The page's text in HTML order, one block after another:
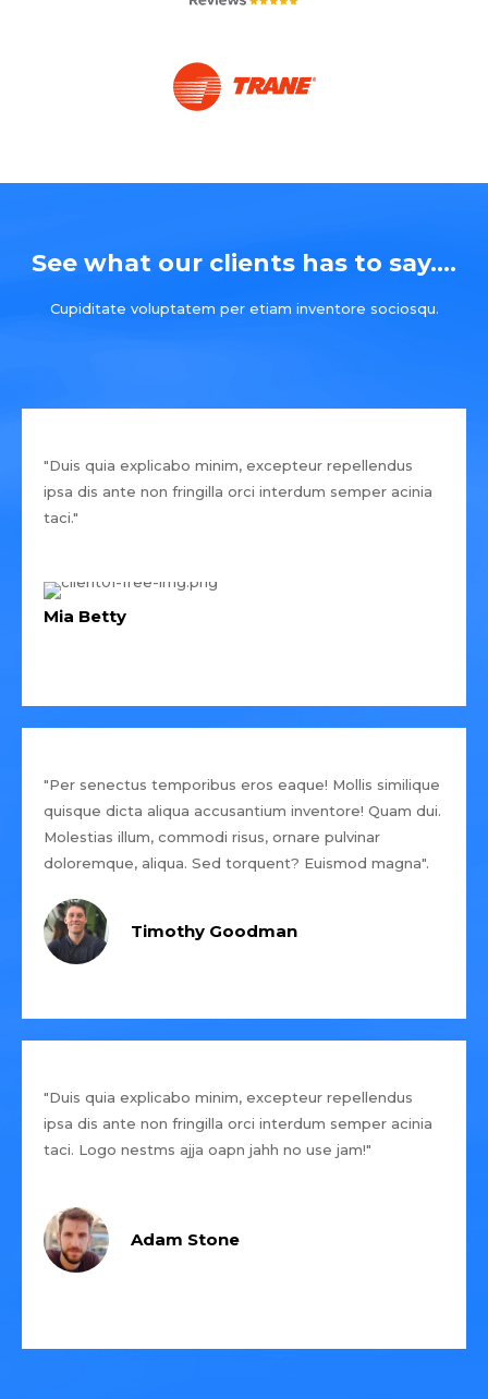
See what our clients has to say....
Cupiditate voluptatem per etiam inventore sociosqu.
"Duis quia explicabo minim, excepteur repellendus
ipsa dis ante non fringilla orci interdum semper acinia
taci."
Mia Betty
"Per senectus temporibus eros eaque! Mollis similique
quisque dicta aliqua accusantium inventore! Quam dui.
Molestias illum, commodi risus, ornare pulvinar
doloremque, aliqua. Sed torquent? Euismod magna".
Timothy Goodman
"Duis quia explicabo minim, excepteur repellendus
ipsa dis ante non fringilla orci interdum semper acinia
taci. Logo nestms ajja oapn jahh no use jam!"
Adam Stone